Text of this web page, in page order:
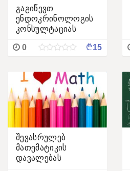
გაგიწევთ
ენდოკრინოლოგის
კონსულტაციას
0 ¢15
შევასრულებ
მათემატიკის
დავალებას